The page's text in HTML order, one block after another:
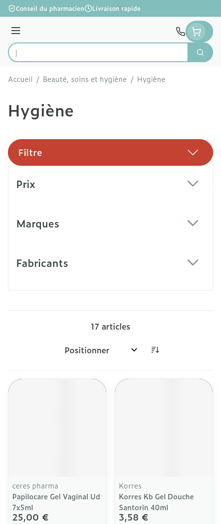
Aller au contenu
Conseil du pharmacien Livraison rapide
Menu
Rechercher
Accueil / Beauté, soins et hygiène / Hygiène
Hygiène
Filtre
Prix
Marques
Fabricants
17 articles
Trier par:
ceres pharma
Papilocare Gel Vaginal Ud
7x5ml
25,00 €
Korres
Korres Kb Gel Douche
Santorin 40ml
3,58 €